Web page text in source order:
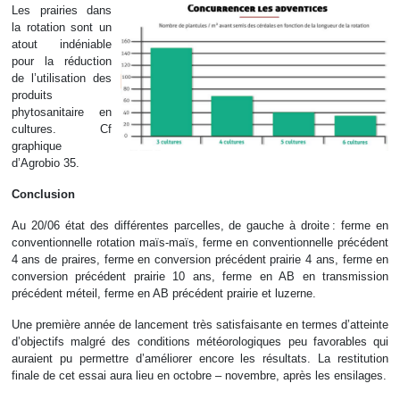
Les prairies dans
la rotation sont un
atout indéniable
pour la réduction
de l’utilisation des
produits
phytosanitaire en
cultures. Cf
graphique
d’Agrobio 35.
Conclusion
Au 20/06 état des différentes parcelles, de gauche à droite : ferme en
conventionnelle rotation maïs-maïs, ferme en conventionnelle précédent
4 ans de praires, ferme en conversion précédent prairie 4 ans, ferme en
conversion précédent prairie 10 ans, ferme en AB en transmission
précédent méteil, ferme en AB précédent prairie et luzerne.
Une première année de lancement très satisfaisante en termes d’atteinte
d’objectifs malgré des conditions météorologiques peu favorables qui
auraient pu permettre d’améliorer encore les résultats. La restitution
finale de cet essai aura lieu en octobre – novembre, après les ensilages.